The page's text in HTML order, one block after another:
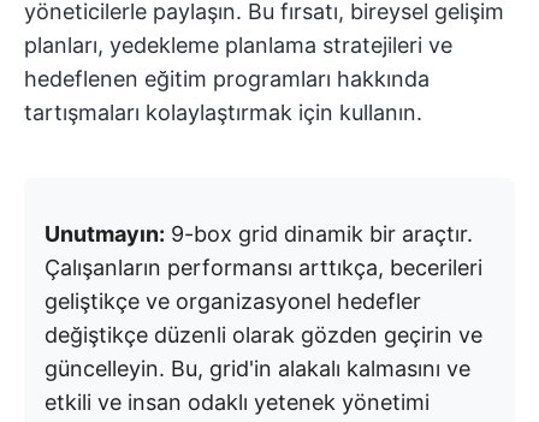
yöneticilerle paylaşın. Bu fırsatı, bireysel gelişim
planları, yedekleme planlama stratejileri ve
hedeflenen eğitim programları hakkında
tartışmaları kolaylaştırmak için kullanın.
Unutmayın: 9-box grid dinamik bir araçtır.
Çalışanların performansı arttıkça, becerileri
geliştikçe ve organizasyonel hedefler
değiştikçe düzenli olarak gözden geçirin ve
güncelleyin. Bu, grid'in alakalı kalmasını ve
etkili ve insan odaklı yetenek yönetimi